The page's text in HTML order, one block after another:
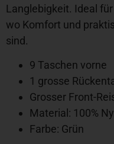
Langlebigkeit. Ideal
wo Komfort und
sind.
9 Taschen vorne
1 grosse
Grosser Front-
Material: 100%
Farbe: Grün